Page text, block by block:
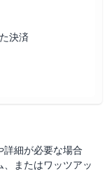
決済
細が必要な場合
またはワッツアッ